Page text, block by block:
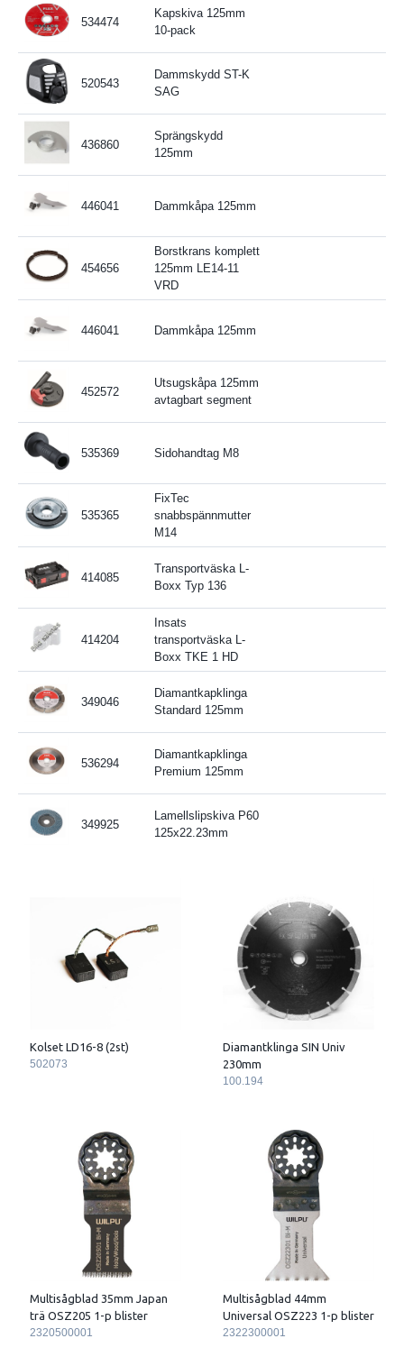
534474
Kapskiva 125mm
10-pack
520543
Dammskydd ST-K
SAG
436860
Sprängskydd
125mm
446041 Dammkåpa 125mm
454656
Borstkrans komplett
125mm LE14-11
VRD
446041 Dammkåpa 125mm
452572
Utsugskåpa 125mm
avtagbart segment
535369 Sidohandtag M8
535365
FixTec
snabbspännmutter
M14
414085
Transportväska L-
Boxx Typ 136
414204
Insats
transportväska L-
Boxx TKE 1 HD
349046
Diamantkapklinga
Standard 125mm
536294
Diamantkapklinga
Premium 125mm
349925
Lamellslipskiva P60
125x22.23mm
Kolset LD16-8 (2st)
502073
Diamantklinga SIN Univ
230mm
100.194
Multisågblad 35mm Japan
trä OSZ205 1-p blister
2320500001
Multisågblad 44mm
Universal OSZ223 1-p blister
2322300001